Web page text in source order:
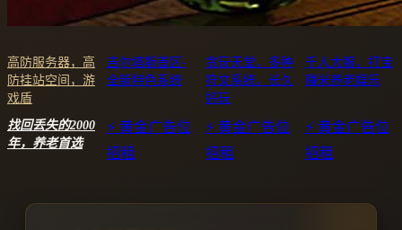
高防服务器，高
防挂站空间，游
戏盾
吉尔塔斯首区-
全新特色系统
贪玩天堂，多种
符文系统，长久
好玩
千人大服，打宝
赚米养老娱乐
找回丢失的2000
年，养老首选
⚡ 黄金广告位
招租
⚡ 黄金广告位
招租
⚡ 黄金广告位
招租